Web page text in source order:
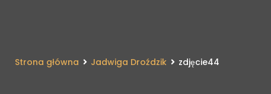
Strona główna Jadwiga Droździk zdjęcie44